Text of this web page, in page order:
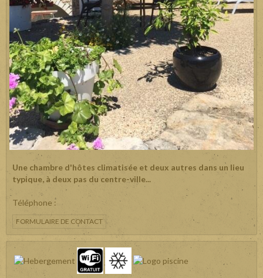
Une chambre d'hôtes climatisée et deux autres dans un lieu
typique, à deux pas du centre-ville...
Téléphone :
FORMULAIRE DE CONTACT